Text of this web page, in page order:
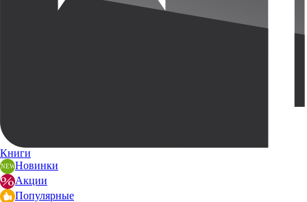
Книги
Новинки
Акции
Популярные